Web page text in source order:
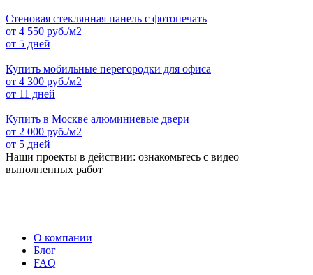
Стеновая стеклянная панель с фотопечать
от 4 550 руб./м2
от 5 дней
Купить мобильные перегородки для офиса
от 4 300 руб./м2
от 11 дней
Купить в Москве алюминиевые двери
от 2 000 руб./м2
от 5 дней
Наши проекты в действии: ознакомьтесь с видео
выполненных работ
О компании
Блог
FAQ